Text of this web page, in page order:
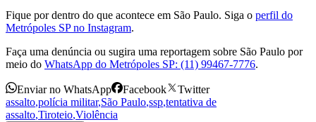
Fique por dentro do que acontece em São Paulo. Siga o perfil do
Metrópoles SP no Instagram.
Faça uma denúncia ou sugira uma reportagem sobre São Paulo por
meio do WhatsApp do Metrópoles SP: (11) 99467-7776.
Enviar no WhatsApp Facebook
Twitter
assalto,polícia militar,São Paulo,ssp,tentativa de
assalto,Tiroteio,Violência